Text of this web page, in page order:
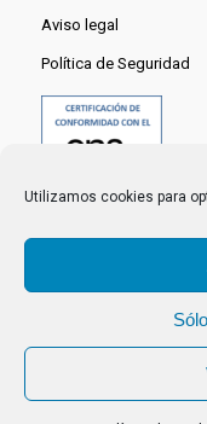
Utilizamos cookies para
Aviso legal
Política de Seguridad
© 2024 Centro